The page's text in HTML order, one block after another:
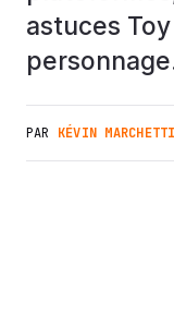
astuces
PAR KÉVIN MARCHETTI